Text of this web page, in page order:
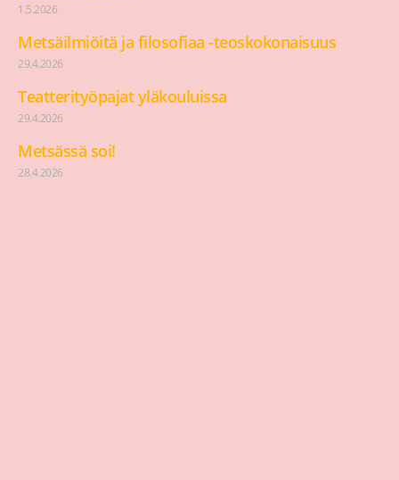
1.5.2026
Metsäilmiöitä ja filosofiaa -teoskokonaisuus
29.4.2026
Teatterityöpajat yläkouluissa
29.4.2026
Metsässä soi!
28.4.2026